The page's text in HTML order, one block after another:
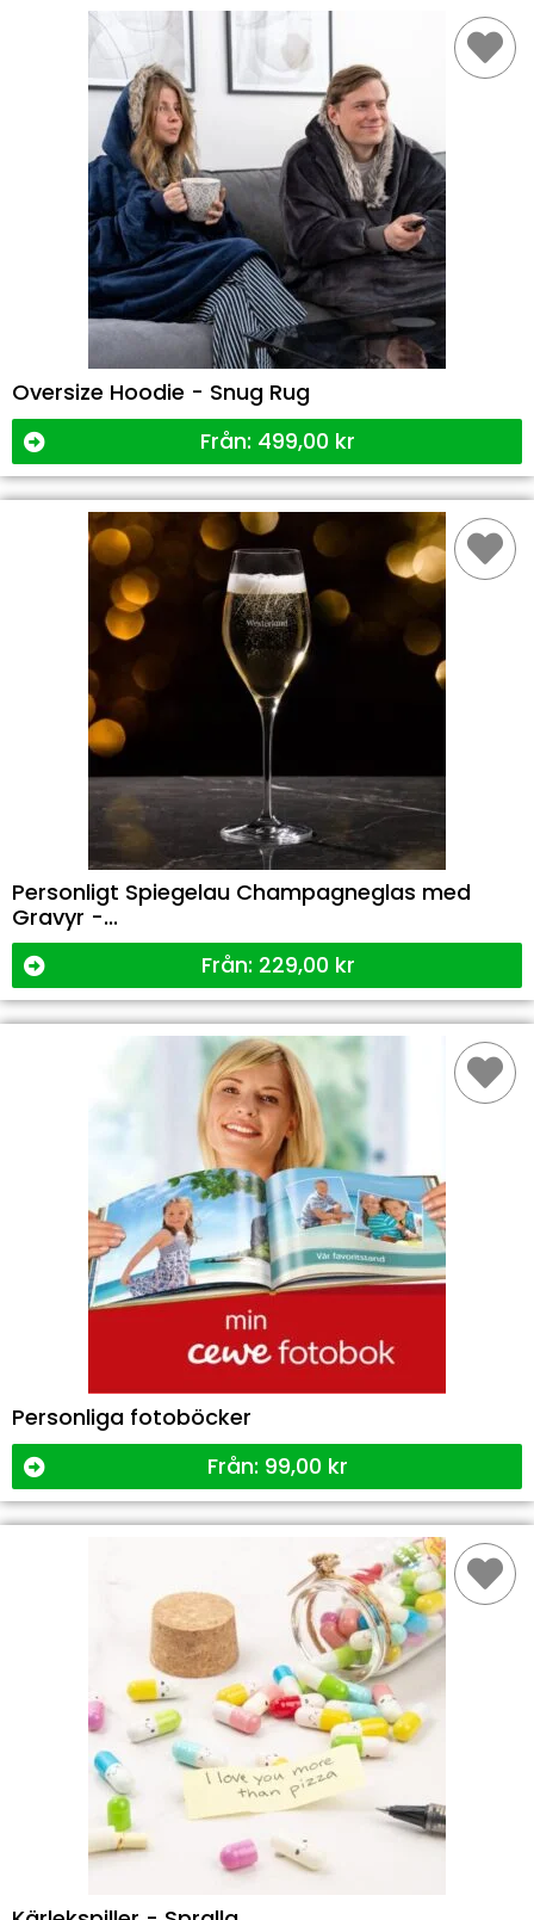
Oversize Hoodie - Snug Rug
Från: 499,00 kr
Personligt Spiegelau Champagneglas med
Gravyr -...
Från: 229,00 kr
Personliga fotoböcker
Från: 99,00 kr